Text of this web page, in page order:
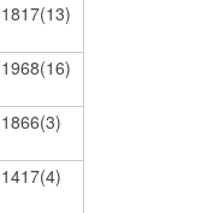
1817(13)
1968(16)
1866(3)
1417(4)